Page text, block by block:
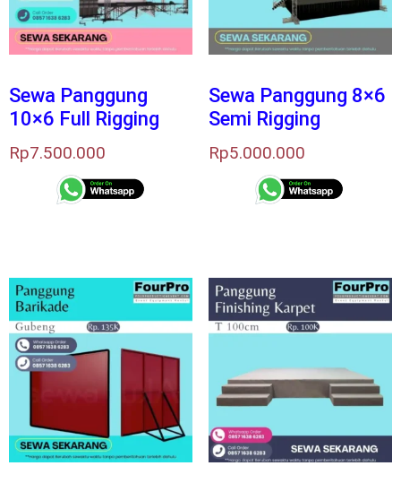
Sewa Panggung
10×6 Full Rigging
Rp7.500.000
Sewa Panggung 8×6
Semi Rigging
Rp5.000.000